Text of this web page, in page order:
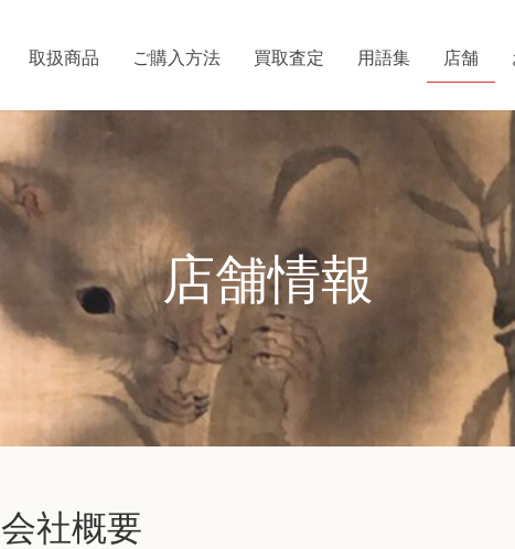
取扱商品 ご購入方法 買取査定 用語集 店舗
店舗情報
会社概要